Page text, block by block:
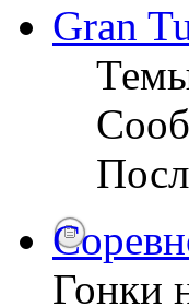
Gran
Гонки